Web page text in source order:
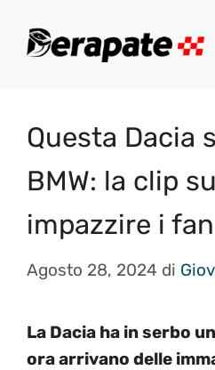
Questa Dacia
BMW: la clip
impazzire i fan
Agosto 28, 2024 di
La Dacia ha in serbo
ora arrivano delle